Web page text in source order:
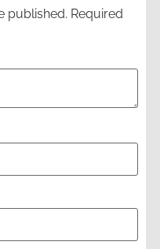
published. Required